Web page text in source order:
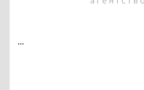
...